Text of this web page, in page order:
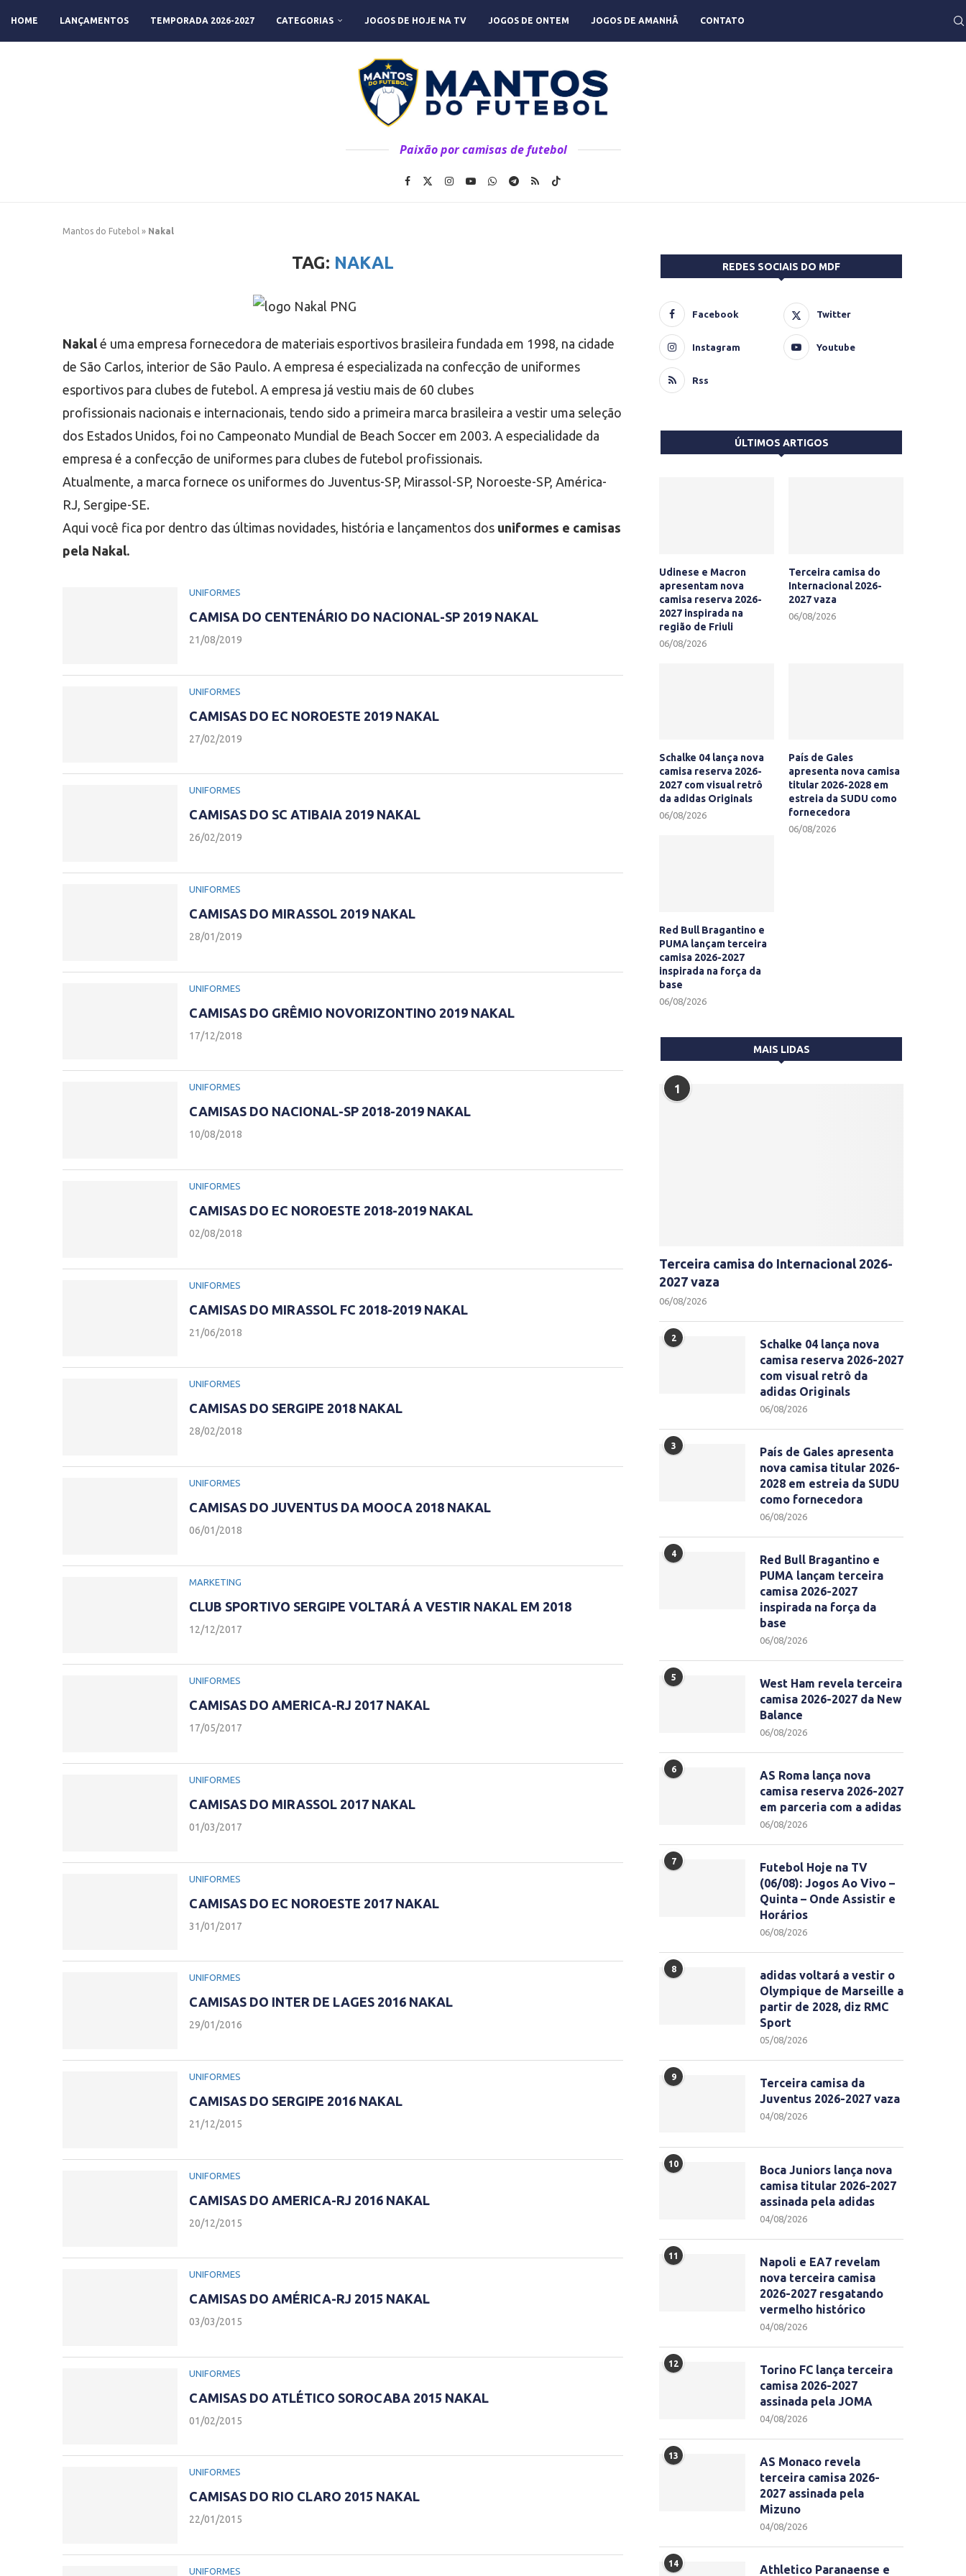
HOME LANÇAMENTOS TEMPORADA 2026-2027 CATEGORIAS JOGOS DE HOJE NA TV JOGOS DE ONTEM JOGOS DE AMANHÃ CONTATO
Paixão por camisas de futebol
Mantos do Futebol » Nakal
TAG: NAKAL
Nakal é uma empresa fornecedora de materiais esportivos brasileira fundada em 1998, na cidade
de São Carlos, interior de São Paulo. A empresa é especializada na confecção de uniformes
esportivos para clubes de futebol. A empresa já vestiu mais de 60 clubes
profissionais nacionais e internacionais, tendo sido a primeira marca brasileira a vestir uma seleção
dos Estados Unidos, foi no Campeonato Mundial de Beach Soccer em 2003. A especialidade da
empresa é a confecção de uniformes para clubes de futebol profissionais.
Atualmente, a marca fornece os uniformes do Juventus-SP, Mirassol-SP, Noroeste-SP, América-
RJ, Sergipe-SE.
Aqui você fica por dentro das últimas novidades, história e lançamentos dos uniformes e camisas
pela Nakal.
UNIFORMES
CAMISA DO CENTENÁRIO DO NACIONAL-SP 2019 NAKAL
21/08/2019
UNIFORMES
CAMISAS DO EC NOROESTE 2019 NAKAL
27/02/2019
UNIFORMES
CAMISAS DO SC ATIBAIA 2019 NAKAL
26/02/2019
UNIFORMES
CAMISAS DO MIRASSOL 2019 NAKAL
28/01/2019
UNIFORMES
CAMISAS DO GRÊMIO NOVORIZONTINO 2019 NAKAL
17/12/2018
UNIFORMES
CAMISAS DO NACIONAL-SP 2018-2019 NAKAL
10/08/2018
UNIFORMES
CAMISAS DO EC NOROESTE 2018-2019 NAKAL
02/08/2018
UNIFORMES
CAMISAS DO MIRASSOL FC 2018-2019 NAKAL
21/06/2018
UNIFORMES
CAMISAS DO SERGIPE 2018 NAKAL
28/02/2018
UNIFORMES
CAMISAS DO JUVENTUS DA MOOCA 2018 NAKAL
06/01/2018
MARKETING
CLUB SPORTIVO SERGIPE VOLTARÁ A VESTIR NAKAL EM 2018
12/12/2017
UNIFORMES
CAMISAS DO AMERICA-RJ 2017 NAKAL
17/05/2017
UNIFORMES
CAMISAS DO MIRASSOL 2017 NAKAL
01/03/2017
UNIFORMES
CAMISAS DO EC NOROESTE 2017 NAKAL
31/01/2017
UNIFORMES
CAMISAS DO INTER DE LAGES 2016 NAKAL
29/01/2016
UNIFORMES
CAMISAS DO SERGIPE 2016 NAKAL
21/12/2015
UNIFORMES
CAMISAS DO AMERICA-RJ 2016 NAKAL
20/12/2015
UNIFORMES
CAMISAS DO AMÉRICA-RJ 2015 NAKAL
03/03/2015
UNIFORMES
CAMISAS DO ATLÉTICO SOROCABA 2015 NAKAL
01/02/2015
UNIFORMES
CAMISAS DO RIO CLARO 2015 NAKAL
22/01/2015
UNIFORMES
REDES SOCIAIS DO MDF
Facebook Twitter
Instagram Youtube
Rss
ÚLTIMOS ARTIGOS
Udinese e Macron
apresentam nova
camisa reserva 2026-
2027 inspirada na
região de Friuli
06/08/2026
Terceira camisa do
Internacional 2026-
2027 vaza
06/08/2026
Schalke 04 lança nova
camisa reserva 2026-
2027 com visual retrô
da adidas Originals
06/08/2026
País de Gales
apresenta nova camisa
titular 2026-2028 em
estreia da SUDU como
fornecedora
06/08/2026
Red Bull Bragantino e
PUMA lançam terceira
camisa 2026-2027
inspirada na força da
base
06/08/2026
MAIS LIDAS
1
Terceira camisa do Internacional 2026-
2027 vaza
06/08/2026
2
Schalke 04 lança nova
camisa reserva 2026-2027
com visual retrô da
adidas Originals
06/08/2026
3
País de Gales apresenta
nova camisa titular 2026-
2028 em estreia da SUDU
como fornecedora
06/08/2026
4
Red Bull Bragantino e
PUMA lançam terceira
camisa 2026-2027
inspirada na força da
base
06/08/2026
5
West Ham revela terceira
camisa 2026-2027 da New
Balance
06/08/2026
6
AS Roma lança nova
camisa reserva 2026-2027
em parceria com a adidas
06/08/2026
7
Futebol Hoje na TV
(06/08): Jogos Ao Vivo –
Quinta – Onde Assistir e
Horários
06/08/2026
8
adidas voltará a vestir o
Olympique de Marseille a
partir de 2028, diz RMC
Sport
05/08/2026
9
Terceira camisa da
Juventus 2026-2027 vaza
04/08/2026
10
Boca Juniors lança nova
camisa titular 2026-2027
assinada pela adidas
04/08/2026
11
Napoli e EA7 revelam
nova terceira camisa
2026-2027 resgatando
vermelho histórico
04/08/2026
12
Torino FC lança terceira
camisa 2026-2027
assinada pela JOMA
04/08/2026
13
AS Monaco revela
terceira camisa 2026-
2027 assinada pela
Mizuno
04/08/2026
14
Athletico Paranaense e